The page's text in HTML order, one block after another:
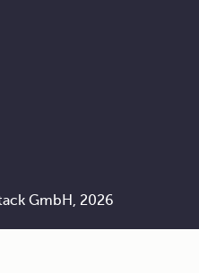
GmbH, 2026